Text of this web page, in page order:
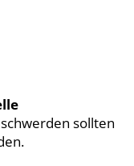
sollten